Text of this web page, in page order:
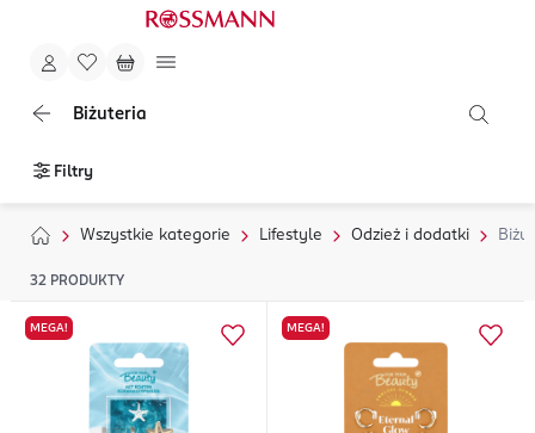
Biżuteria
Filtry
Wszystkie kategorie Lifestyle Odzież i dodatki
32 PRODUKTY
MEGA! MEGA!